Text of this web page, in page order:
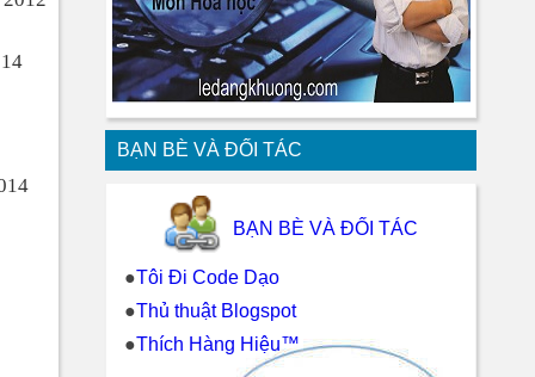
BẠN BÈ VÀ ĐỐI TÁC
BẠN BÈ VÀ ĐỐI TÁC
●Tôi Đi Code Dạo
●Thủ thuật Blogspot
●Thích Hàng Hiệu™